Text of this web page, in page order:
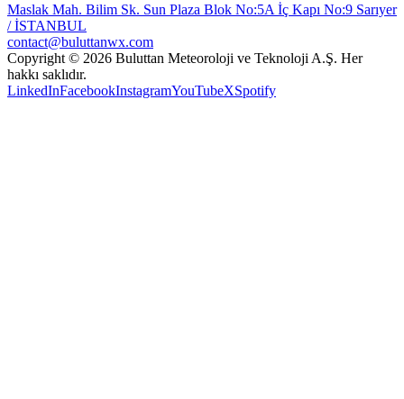
Maslak Mah. Bilim Sk. Sun Plaza Blok No:5A İç Kapı No:9 Sarıyer
/ İSTANBUL
contact@buluttanwx.com
Copyright © 2026 Buluttan Meteoroloji ve Teknoloji A.Ş. Her
hakkı saklıdır.
LinkedInFacebookInstagramYouTubeXSpotify